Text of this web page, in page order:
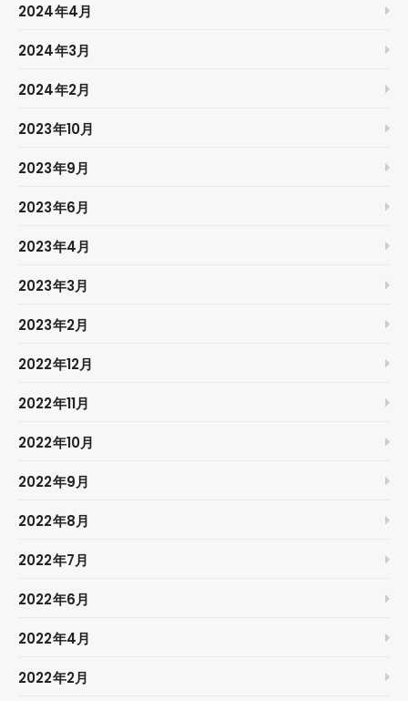
2024年4月
2024年3月
2024年2月
2023年10月
2023年9月
2023年6月
2023年4月
2023年3月
2023年2月
2022年12月
2022年11月
2022年10月
2022年9月
2022年8月
2022年7月
2022年6月
2022年4月
2022年2月